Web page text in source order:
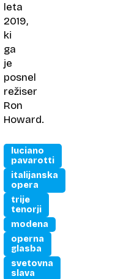
leta
2019,
ki
ga
je
posnel
režiser
Ron
Howard.
luciano
pavarotti
italijanska
opera
trije
tenorji
modena
operna
glasba
svetovna
slava